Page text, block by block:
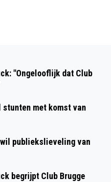
"Ongelooflijk dat Club
met komst van
publiekslieveling van
begrijpt Club Brugge